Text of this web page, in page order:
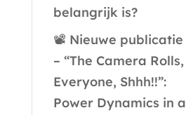
belangrijk is?
📽️ Nieuwe publicatie
– “The Camera Rolls,
Everyone, Shhh!!”:
Power Dynamics in a